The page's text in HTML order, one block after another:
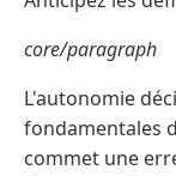
core/paragraph
L'autonomie
fondamentales
commet une